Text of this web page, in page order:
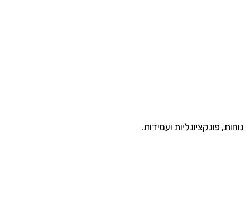
נוחות, פונקציונליות ועמידות.